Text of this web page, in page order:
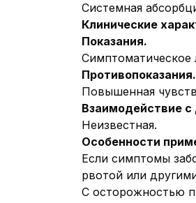
Системная
Клинические
Показания.
Симптоматическое
Противопоказания.
Повышенная
Взаимодействие
Неизвестная.
Особенности
Если симптомы
рвотой или
С осторожностью